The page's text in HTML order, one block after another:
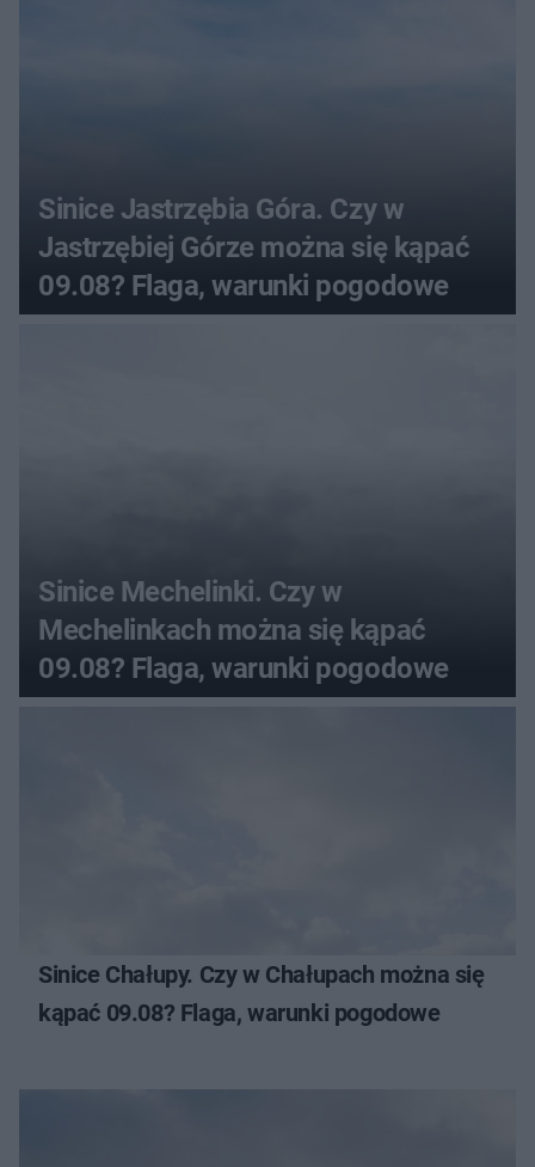
Sinice Jastrzębia Góra. Czy w
Jastrzębiej Górze można się kąpać
09.08? Flaga, warunki pogodowe
Sinice Mechelinki. Czy w
Mechelinkach można się kąpać
09.08? Flaga, warunki pogodowe
Sinice Chałupy. Czy w Chałupach można się
kąpać 09.08? Flaga, warunki pogodowe